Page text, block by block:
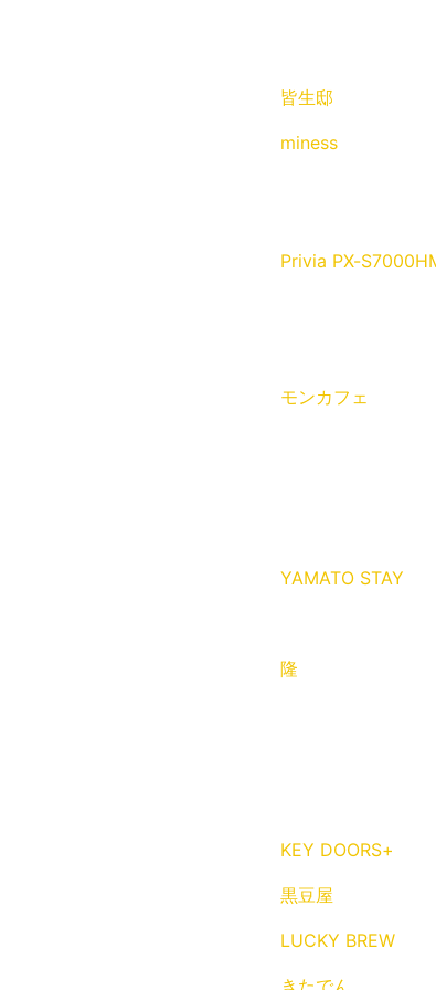
皆生邸
miness
Privia PX-
モンカフェ
YAMATO STAY
隆
KEY DOORS+
黒豆屋
LUCKY BREW
きたでん